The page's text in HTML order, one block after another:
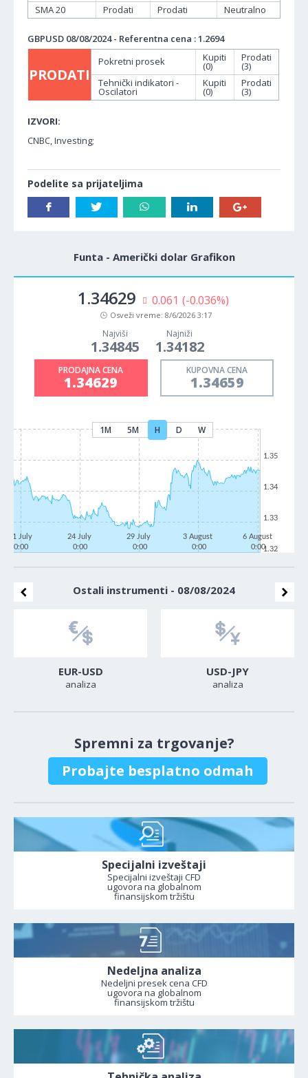
SMA 20
Prodati Prodati Neutralno
GBPUSD 08/08/2024 - Referentna cena : 1.2694
PRODATI
Pokretni prosek Kupiti
(0)
Prodati
(3)
Tehnički indikatori -
Oscilatori
Kupiti
(0)
Prodati
(3)
IZVORI:
CNBC, Investing;
Podelite sa prijateljima
Funta - Američki dolar Grafikon
1.34629 0.061 (-0.036%)
Osveži vreme: 8/6/2026 3:17
Najviši
1.34845
Najniži
1.34182
PRODAJNA CENA
1.34629
KUPOVNA CENA
1.34659
1M 5M H D W
21 July
0:00
24 July
0:00
29 July
0:00
3 August
0:00
6 August
0:001.32
1.33
1.34
1.35
Ostali instrumenti - 08/08/2024
EUR-USD
analiza
USD-JPY
analiza
Spremni za trgovanje?
Probajte besplatno odmah
Specijalni izveštaji
Specijalni izveštaji CFD
ugovora na globalnom
finansijskom tržištu
Nedeljna analiza
Nedeljni presek cena CFD
ugovora na globalnom
finansijskom tržištu